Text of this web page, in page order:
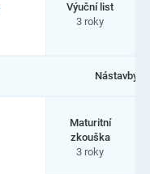
Výuční list
3 roky
Nástavby:
Maturitní
zkouška
3 roky